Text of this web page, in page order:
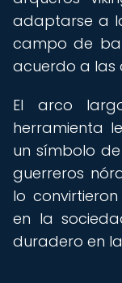
adaptarse a
campo de
acuerdo a las
El arco
herramienta
un símbolo
guerreros
lo
en la
duradero en